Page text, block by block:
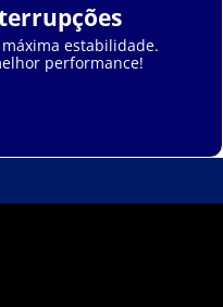
estabilidade.
performance!